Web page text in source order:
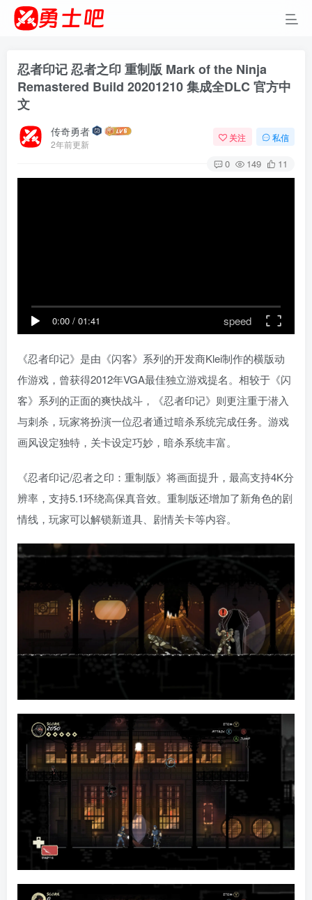
忍者印记 忍者之印 重制版 Mark of the Ninja
Remastered Build 20201210 集成全DLC 官方中
文
传奇勇者
2年前更新
关注 私信
0 149 11
0:00 / 01:41 speed
《忍者印记》是由《闪客》系列的开发商Klei制作的横版动
作游戏，曾获得2012年VGA最佳独立游戏提名。相较于《闪
客》系列的正面的爽快战斗，《忍者印记》则更注重于潜入
与刺杀，玩家将扮演一位忍者通过暗杀系统完成任务。游戏
画风设定独特，关卡设定巧妙，暗杀系统丰富。
《忍者印记/忍者之印：重制版》将画面提升，最高支持4K分
辨率，支持5.1环绕高保真音效。重制版还增加了新角色的剧
情线，玩家可以解锁新道具、剧情关卡等内容。